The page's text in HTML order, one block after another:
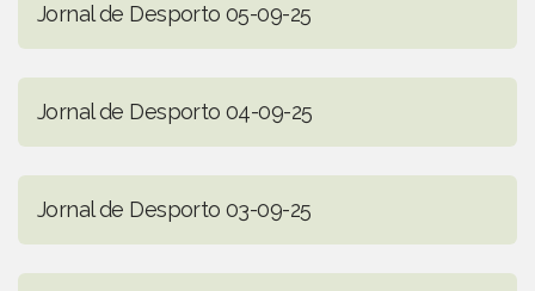
Jornal de Desporto 05-09-25
Jornal de Desporto 04-09-25
Jornal de Desporto 03-09-25